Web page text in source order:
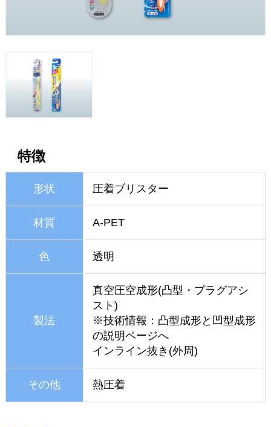
特徴
形状 圧着ブリスター
材質 A-PET
色 透明
製法
真空圧空成形(凸型・プラグアシ
スト)
※技術情報： 凸型成形と凹型成形
の説明ページへ
インライン抜き(外周)
その他 熱圧着